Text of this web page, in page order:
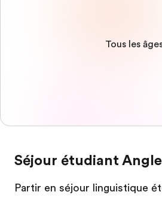
Tous les
Séjour étudiant
Partir en séjour linguistique